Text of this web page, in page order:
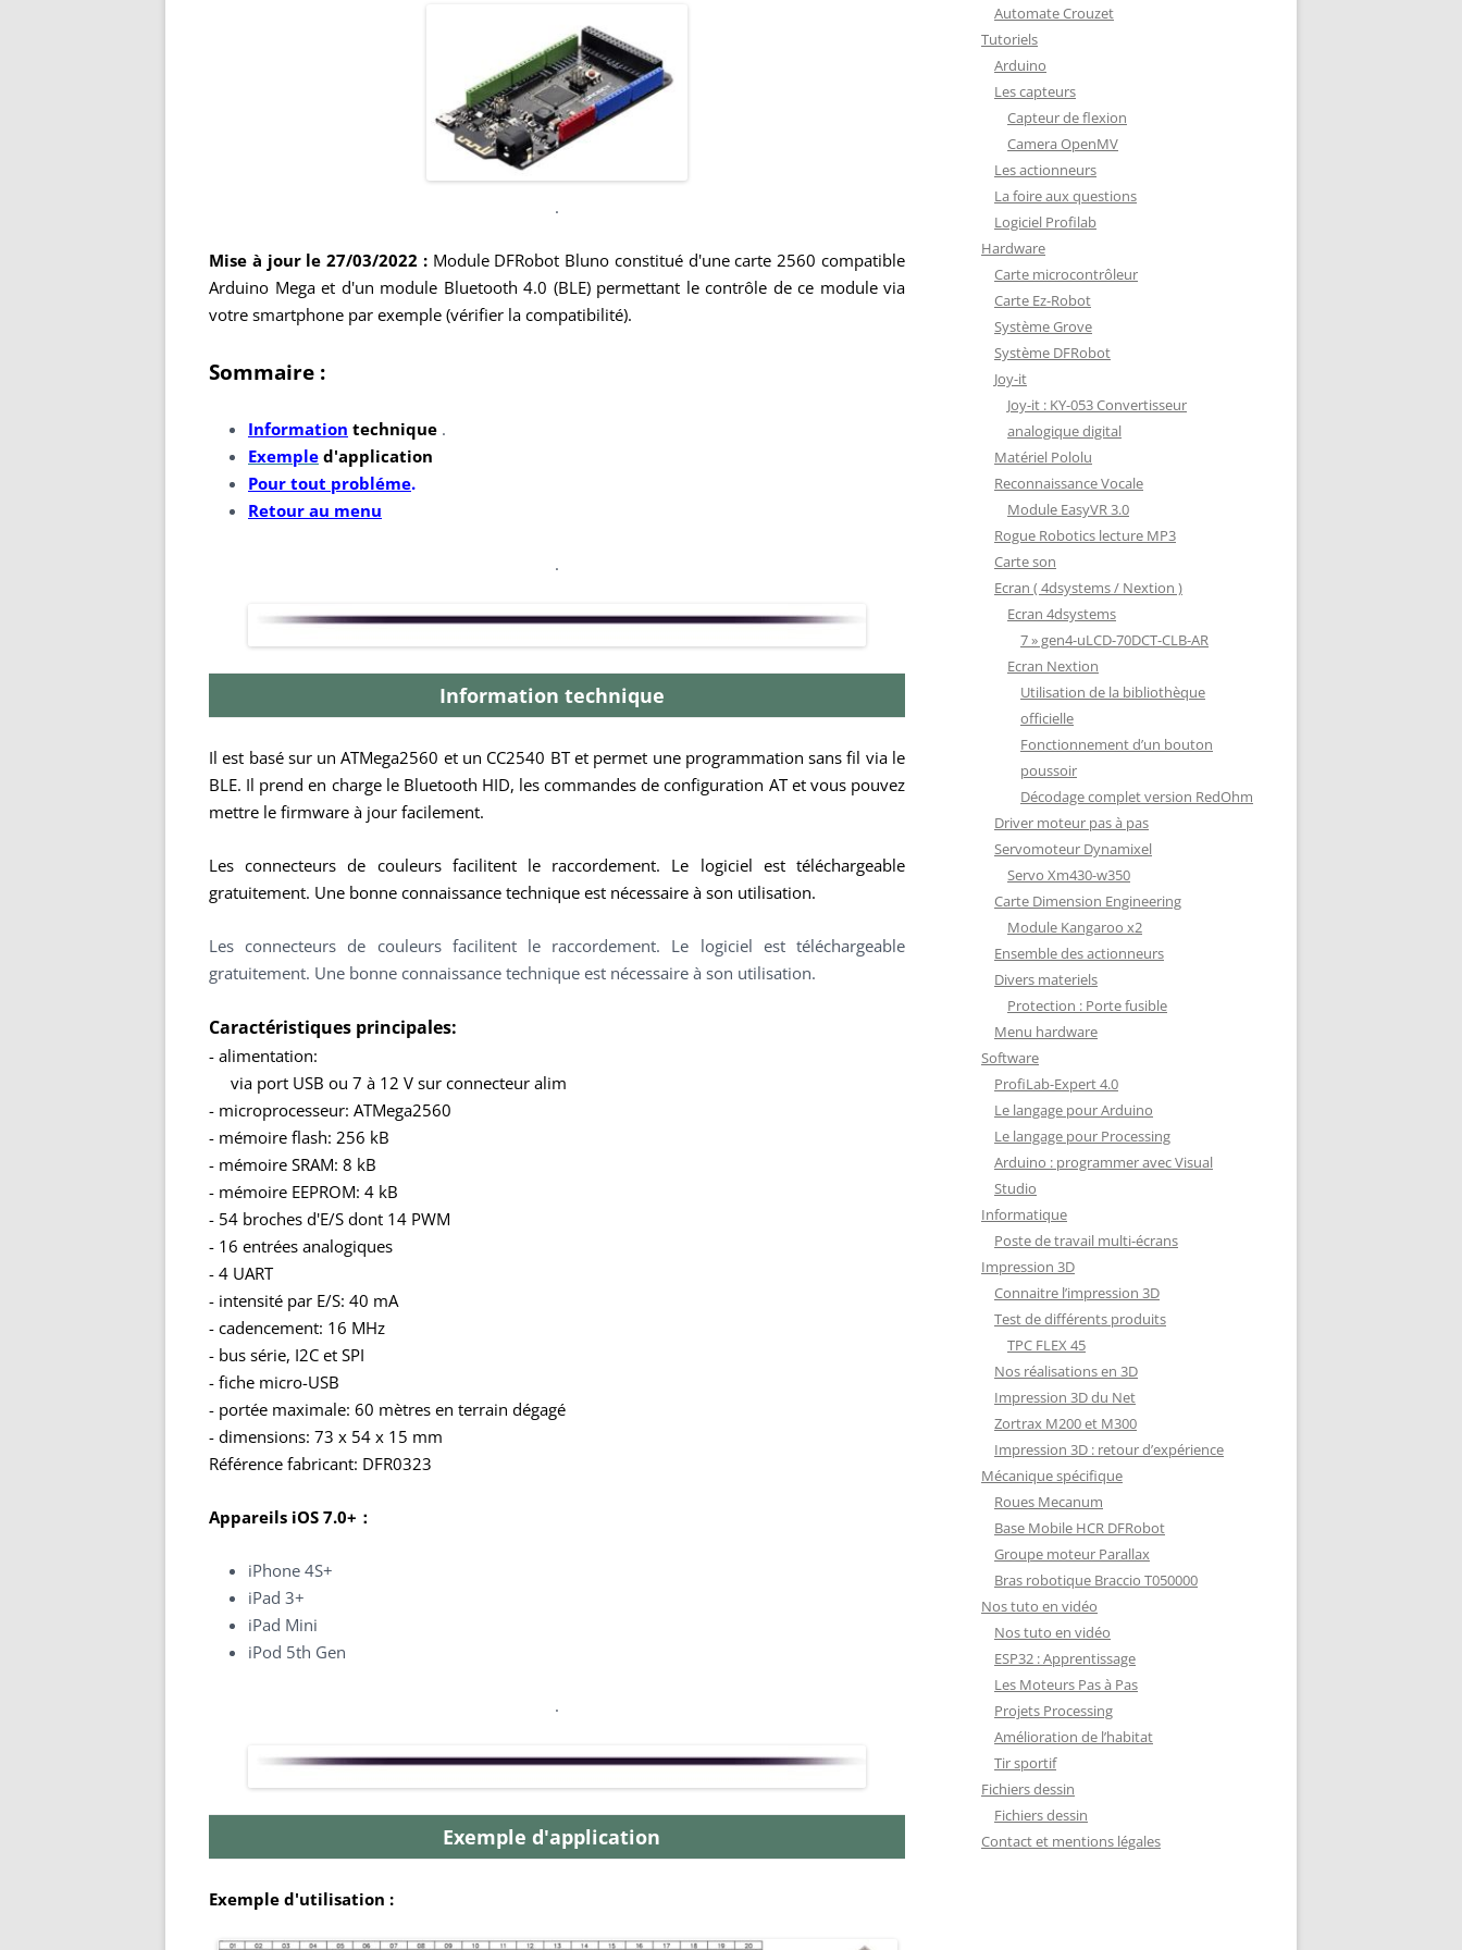
PROTECTION : PORTE FUSIBLE
.
Mise à jour le 27/03/2022 :Module DFRobot Bluno constitué d'une carte 2560 compatible
Arduino Mega et d'un module Bluetooth 4.0 (BLE) permettant le contrôle de ce module via
votre smartphone par exemple (vérifier la compatibilité).
Sommaire :
Information technique .
Exemple d'application
Pour tout probléme.
Retour au menu
.
Information technique
Il est basé sur un ATMega2560 et un CC2540 BT et permet une programmation sans fil via le
BLE. Il prend en charge le Bluetooth HID, les commandes de configuration AT et vous pouvez
mettre le firmware à jour facilement.
Les connecteurs de couleurs facilitent le raccordement. Le logiciel est téléchargeable
gratuitement. Une bonne connaissance technique est nécessaire à son utilisation.
Les connecteurs de couleurs facilitent le raccordement. Le logiciel est téléchargeable
gratuitement. Une bonne connaissance technique est nécessaire à son utilisation.
Caractéristiques principales:
- alimentation:
via port USB ou 7 à 12 V sur connecteur alim
- microprocesseur: ATMega2560
- mémoire flash: 256 kB
- mémoire SRAM: 8 kB
- mémoire EEPROM: 4 kB
- 54 broches d'E/S dont 14 PWM
- 16 entrées analogiques
- 4 UART
- intensité par E/S: 40 mA
- cadencement: 16 MHz
- bus série, I2C et SPI
- fiche micro-USB
​- portée maximale: 60 mètres en terrain dégagé
- dimensions: 73 x 54 x 15 mm
Référence fabricant: DFR0323
Appareils iOS 7.0+：
iPhone 4S+
iPad 3+
iPad Mini
iPod 5th Gen
.
Exemple d'application
Exemple d'utilisation :
Automate Crouzet
Tutoriels
Arduino
Les capteurs
Capteur de flexion
Camera OpenMV
Les actionneurs
La foire aux questions
Logiciel Profilab
Hardware
Carte microcontrôleur
Carte Ez-Robot
Système Grove
Système DFRobot
Joy-it
Joy-it : KY-053 Convertisseur
analogique digital
Matériel Pololu
Reconnaissance Vocale
Module EasyVR 3.0
Rogue Robotics lecture MP3
Carte son
Ecran ( 4dsystems / Nextion )
Ecran 4dsystems
7 » gen4-uLCD-70DCT-CLB-AR
Ecran Nextion
Utilisation de la bibliothèque
officielle
Fonctionnement d’un bouton
poussoir
Décodage complet version RedOhm
Driver moteur pas à pas
Servomoteur Dynamixel
Servo Xm430-w350
Carte Dimension Engineering
Module Kangaroo x2
Ensemble des actionneurs
Divers materiels
Protection : Porte fusible
Menu hardware
Software
ProfiLab-Expert 4.0
Le langage pour Arduino
Le langage pour Processing
Arduino : programmer avec Visual
Studio
Informatique
Poste de travail multi-écrans
Impression 3D
Connaitre l’impression 3D
Test de différents produits
TPC FLEX 45
Nos réalisations en 3D
Impression 3D du Net
Zortrax M200 et M300
Impression 3D : retour d’expérience
Mécanique spécifique
Roues Mecanum
Base Mobile HCR DFRobot
Groupe moteur Parallax
Bras robotique Braccio T050000
Nos tuto en vidéo
Nos tuto en vidéo
ESP32 : Apprentissage
Les Moteurs Pas à Pas
Projets Processing
Amélioration de l’habitat
Tir sportif
Fichiers dessin
Fichiers dessin
Contact et mentions légales